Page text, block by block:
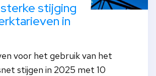
stijging
in
voor het gebruik van het
stijgen in 2025 met 10